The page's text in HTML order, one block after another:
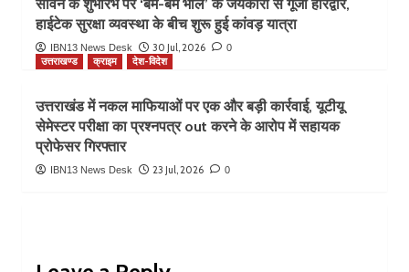
सावन के शुभारंभ पर ‘बम-बम भोले’ के जयकारों से गूंजा हरिद्वार,
हाईटेक सुरक्षा व्यवस्था के बीच शुरू हुई कांवड़ यात्रा
IBN13 News Desk 30 Jul, 2026 0
उत्तराखण्ड क्राइम देश-विदेश
उत्तराखंड में नकल माफियाओं पर एक और बड़ी कार्रवाई, यूटीयू
सेमेस्टर परीक्षा का प्रश्नपत्र out करने के आरोप में सहायक
प्रोफेसर गिरफ्तार
IBN13 News Desk 23 Jul, 2026 0